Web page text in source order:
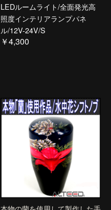
LEDルームライト/全面発光高
照度インテリアランプパネ
ル/12V-24V/S
￥4,300